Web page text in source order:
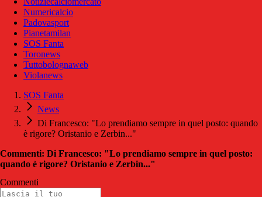
Numericalcio
Padovasport
Pianetamilan
SOS Fanta
Toronews
Tuttobolognaweb
Violanews
SOS Fanta
News
Di Francesco: "Lo prendiamo sempre in quel posto: quando
è rigore? Oristanio e Zerbin..."
Commenti: Di Francesco: "Lo prendiamo sempre in quel posto:
quando è rigore? Oristanio e Zerbin..."
Commenti